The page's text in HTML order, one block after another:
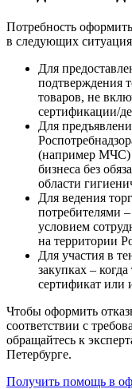
Потребность
в следующих
Для
подтверждения
товаров, не
сертификации/
Для
(например МЧС)
бизнеса без
области
Для ведения
потребителями
условием
на территории
Для участия в
закупках – когда
сертификат или
Чтобы оформить
соответствии с
обращайтесь к
Петербурге.
Получить помощь в